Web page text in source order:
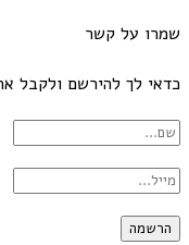
שמרו על קשר
כדאי לך להירשם ולקבל